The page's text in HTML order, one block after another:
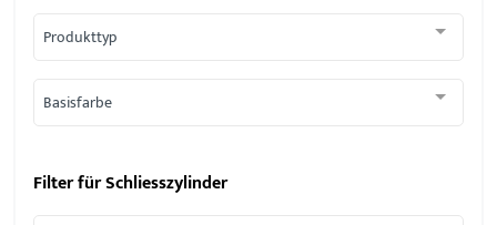
Produkttyp
Basisfarbe
Filter fürSchliesszylinder